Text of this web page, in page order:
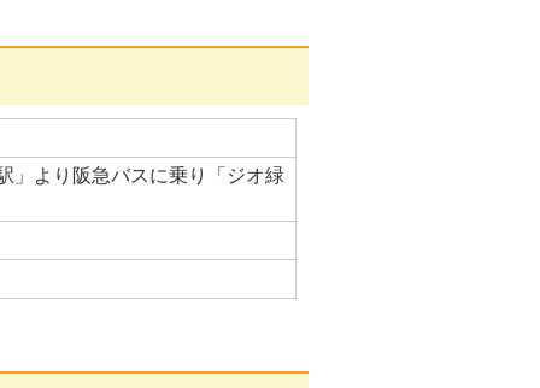
」より阪急バスに乗り「ジオ緑